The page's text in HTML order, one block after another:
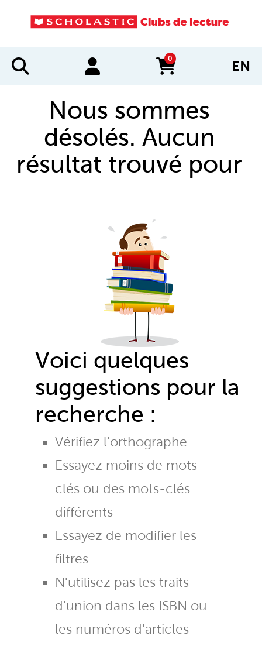
0
items in cart EN
Nous sommes
désolés. Aucun
résultat trouvé pour
Voici quelques
suggestions pour la
recherche :
Vérifiez l'orthographe
Essayez moins de mots-
clés ou des mots-clés
différents
Essayez de modifier les
filtres
N'utilisez pas les traits
d'union dans les ISBN ou
les numéros d'articles